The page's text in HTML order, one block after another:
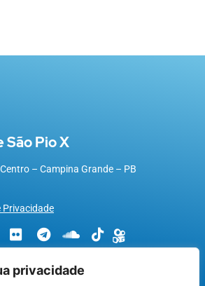
privacidade
São Pio X
– Campina Grande – PB
Privacidade